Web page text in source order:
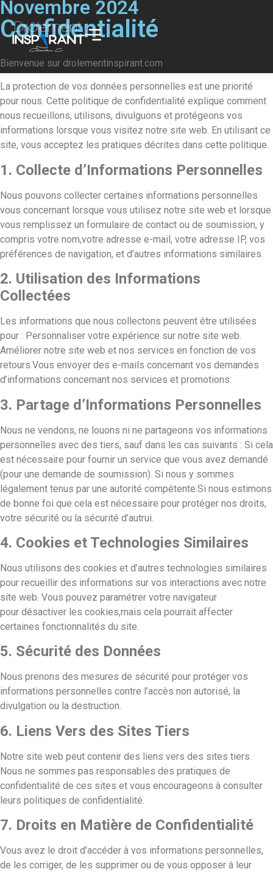
Novembre 2024
Confidentialité
Bienvenue sur drolementinspirant.com
La protection de vos données personnelles est une priorité
pour nous. Cette politique de confidentialité explique comment
nous recueillons, utilisons, divulguons et protégeons vos
informations lorsque vous visitez notre site web. En utilisant ce
site, vous acceptez les pratiques décrites dans cette politique.
1. Collecte d’Informations Personnelles
Nous pouvons collecter certaines informations personnelles
vous concernant lorsque vous utilisez notre site web et lorsque
vous remplissez un formulaire de contact ou de soumission, y
compris votre nom,votre adresse e-mail, votre adresse IP, vos
préférences de navigation, et d’autres informations similaires.
2. Utilisation des Informations
Collectées
Les informations que nous collectons peuvent être utilisées
pour : Personnaliser votre expérience sur notre site web.
Améliorer notre site web et nos services en fonction de vos
retours.Vous envoyer des e-mails concernant vos demandes
d’informations concernant nos services et promotions.
3. Partage d’Informations Personnelles
Nous ne vendons, ne louons ni ne partageons vos informations
personnelles avec des tiers, sauf dans les cas suivants : Si cela
est nécessaire pour fournir un service que vous avez demandé
(pour une demande de soumission). Si nous y sommes
légalement tenus par une autorité compétente.Si nous estimons
de bonne foi que cela est nécessaire pour protéger nos droits,
votre sécurité ou la sécurité d’autrui.
4. Cookies et Technologies Similaires
Nous utilisons des cookies et d’autres technologies similaires
pour recueillir des informations sur vos interactions avec notre
site web. Vous pouvez paramétrer votre navigateur
pour désactiver les cookies,mais cela pourrait affecter
certaines fonctionnalités du site.
5. Sécurité des Données
Nous prenons des mesures de sécurité pour protéger vos
informations personnelles contre l’accès non autorisé, la
divulgation ou la destruction.
6. Liens Vers des Sites Tiers
Notre site web peut contenir des liens vers des sites tiers.
Nous ne sommes pas responsables des pratiques de
confidentialité de ces sites et vous encourageons à consulter
leurs politiques de confidentialité.
7. Droits en Matière de Confidentialité
Vous avez le droit d’accéder à vos informations personnelles,
de les corriger, de les supprimer ou de vous opposer à leur